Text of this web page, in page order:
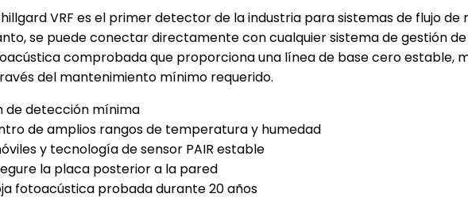
VRF es el primer detector de la industria para sistemas de flujo
se puede conectar directamente con cualquier sistema de gestión de
comprobada que proporciona una línea de base cero estable,
del mantenimiento mínimo requerido.
de detección mínima
de amplios rangos de temperatura y humedad
y tecnología de sensor PAIR estable
la placa posterior a la pared
fotoacústica probada durante 20 años